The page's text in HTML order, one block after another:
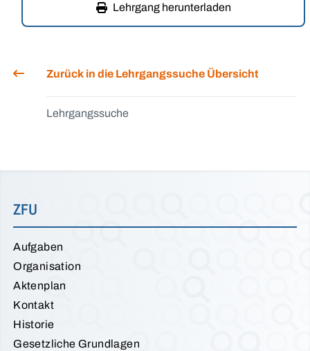
Lehrgang herunterladen
Zurück in die Lehrgangssuche Übersicht
Lehrgangssuche
ZFU
Aufgaben
Organisation
Aktenplan
Kontakt
Historie
Gesetzliche Grundlagen